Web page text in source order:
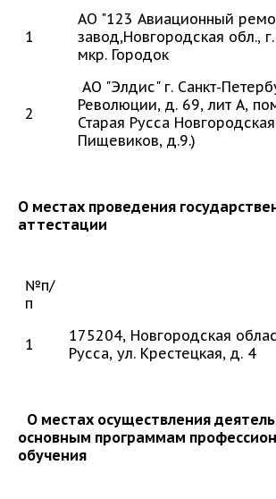
1
АО "123 Авиационный
завод,Новгородская обл.,
мкр. Городок
2
АО "Элдис" г. Санкт-
Революции, д. 69, лит А,
Старая Русса
Пищевиков, д.9.)
О местах проведения
аттестации
№п/
п
1
175204, Новгородская
Русса, ул. Крестецкая, д. 4
О местах осуществления
основным программам
обучения